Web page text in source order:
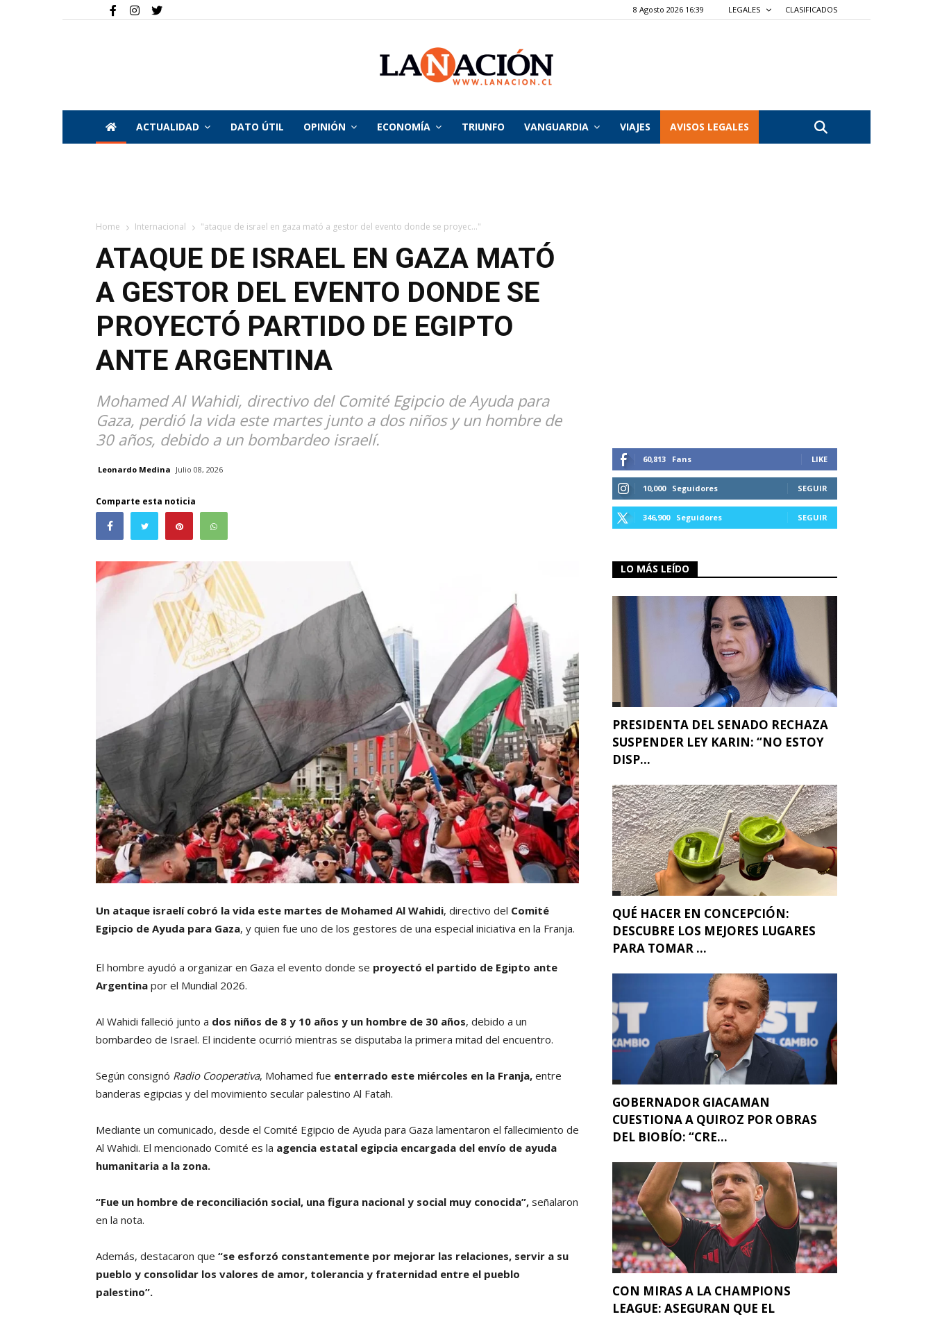
8 Agosto 2026 16:39 LEGALES CLASIFICADOS
La
ACTUALIDAD DATO ÚTIL OPINIÓN ECONOMÍA TRIUNFO VANGUARDIA VIAJES AVISOS LEGALES
Home Internacional "ataque de israel en gaza mató a gestor del evento donde se proyec..."
ATAQUE DE ISRAEL EN GAZA MATÓ
A GESTOR DEL EVENTO DONDE SE
PROYECTÓ PARTIDO DE EGIPTO
ANTE ARGENTINA
Mohamed Al Wahidi, directivo del Comité Egipcio de Ayuda para
Gaza, perdió la vida este martes junto a dos niños y un hombre de
30 años, debido a un bombardeo israelí.
Leonardo Medina Julio 08, 2026
Comparte esta noticia
Un ataque israelí cobró la vida este martes de Mohamed Al Wahidi, directivo del Comité
Egipcio de Ayuda para Gaza, y quien fue uno de los gestores de una especial iniciativa en la Franja.
El hombre ayudó a organizar en Gaza el evento donde se proyectó el partido de Egipto ante
Argentina por el Mundial 2026.
Al Wahidi falleció junto a dos niños de 8 y 10 años y un hombre de 30 años, debido a un
bombardeo de Israel. El incidente ocurrió mientras se disputaba la primera mitad del encuentro.
Según consignó Radio Cooperativa, Mohamed fue enterrado este miércoles en la Franja, entre
banderas egipcias y del movimiento secular palestino Al Fatah.
Mediante un comunicado, desde el Comité Egipcio de Ayuda para Gaza lamentaron el fallecimiento de
Al Wahidi. El mencionado Comité es la agencia estatal egipcia encargada del envío de ayuda
humanitaria a la zona.
“Fue un hombre de reconciliación social, una figura nacional y social muy conocida”, señalaron
en la nota.
Además, destacaron que “se esforzó constantemente por mejorar las relaciones, servir a su
pueblo y consolidar los valores de amor, tolerancia y fraternidad entre el pueblo
palestino”.
60,813 Fans LIKE
10,000 Seguidores SEGUIR
346,900 Seguidores SEGUIR
LO MÁS LEÍDO
PRESIDENTA DEL SENADO RECHAZA
SUSPENDER LEY KARIN: “NO ESTOY
DISP...
QUÉ HACER EN CONCEPCIÓN:
DESCUBRE LOS MEJORES LUGARES
PARA TOMAR ...
GOBERNADOR GIACAMAN
CUESTIONA A QUIROZ POR OBRAS
DEL BIOBÍO: “CRE...
CON MIRAS A LA CHAMPIONS
LEAGUE: ASEGURAN QUE EL